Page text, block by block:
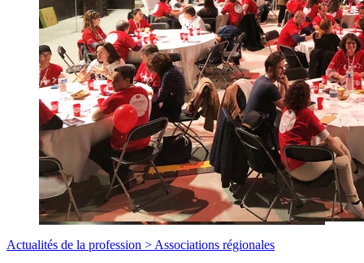
Actualités de la profession > Associations régionales